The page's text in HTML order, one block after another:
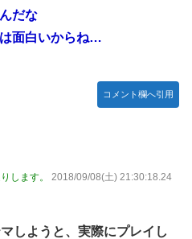
だな
面白いからね…
コメント欄へ引用
します。
2018/09/08(土) 21:30:18.24
しようと、実際にプレイし